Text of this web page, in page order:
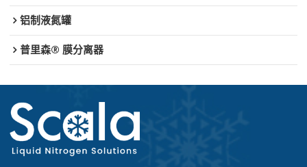
铝制液氮罐
普里森® 膜分离器